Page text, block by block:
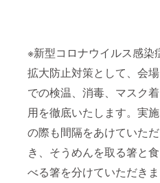
※新型コロナウイルス感染
拡大防止対策として、会場
での検温、消毒、マスク着
用を徹底いたします。実施
の際も間隔をあけていただ
き、そうめんを取る箸と食
べる箸を分けていただきま